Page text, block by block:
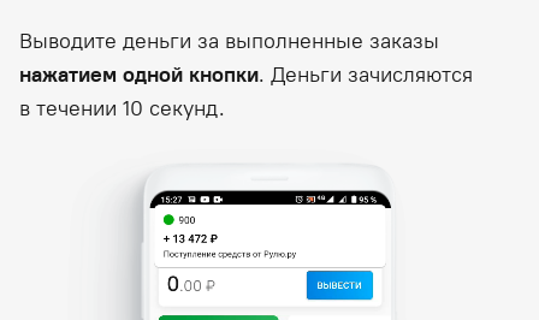
Выводите деньги за выполненные заказы
нажатием одной кнопки. Деньги зачисляются
в течении 10 секунд.